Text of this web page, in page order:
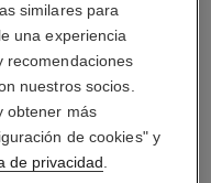
para lóbulos
y separarse en su
su uso.
similares para
una experiencia
recomendaciones
nuestros socios.
obtener más
de cookies" y
de privacidad